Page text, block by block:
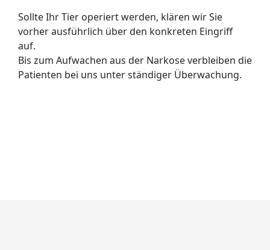
Sollte Ihr Tier operiert werden, klären wir Sie
vorher ausführlich über den konkreten Eingriff
auf.
Bis zum Aufwachen aus der Narkose verbleiben die
Patienten bei uns unter ständiger Überwachung.